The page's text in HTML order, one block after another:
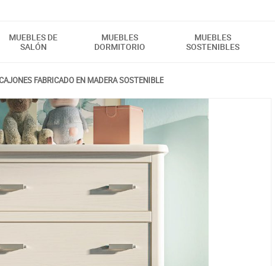
MUEBLES DE
SALÓN
MUEBLES
DORMITORIO
MUEBLES
SOSTENIBLES
FABRICADO EN MADERA SOSTENIBLE